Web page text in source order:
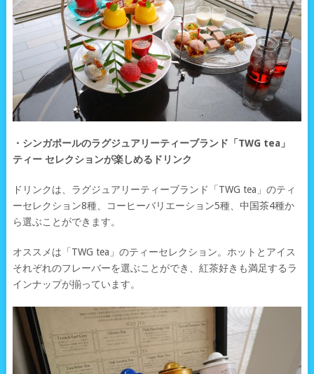
・シンガポールのラグジュアリーティーブランド「TWG tea」
ティー セレクションが楽しめるドリンク
ドリンクは、ラグジュアリーティーブランド「TWG tea」のティ
ーセレクション8種、コーヒーバリエーション5種、中国茶4種か
ら選ぶことができます。
オススメは「TWG tea」のティーセレクション。ホットとアイス
それぞれのフレーバーを選ぶことができ、紅茶好きも満足するラ
インナップが揃っています。